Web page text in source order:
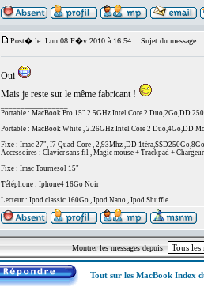
Post� le: Lun 08 F�v 2010 à 16:54 Sujet du message:
Oui
Mais je reste sur le même fabricant !
Portable : MacBook Pro 15" 2.5GHz Intel Core 2 Duo,2Go,DD
Portable : MacBook White , 2.26GHz Intel Core 2 Duo,4Go,DD
Fixe : Imac 27", I7 Quad-Core , 2,93Mhz ,DD
Accessoires : Clavier sans fil , Magic mouse + Trackpad +
Fixe : Imac Tournesol 15"
Téléphone : Iphone4 16Go Noir
Lecteur : Ipod classic 160Go , Ipod Nano , Ipod Shuffle.
Montrer les messages depuis:
Tout sur les MacBook Index